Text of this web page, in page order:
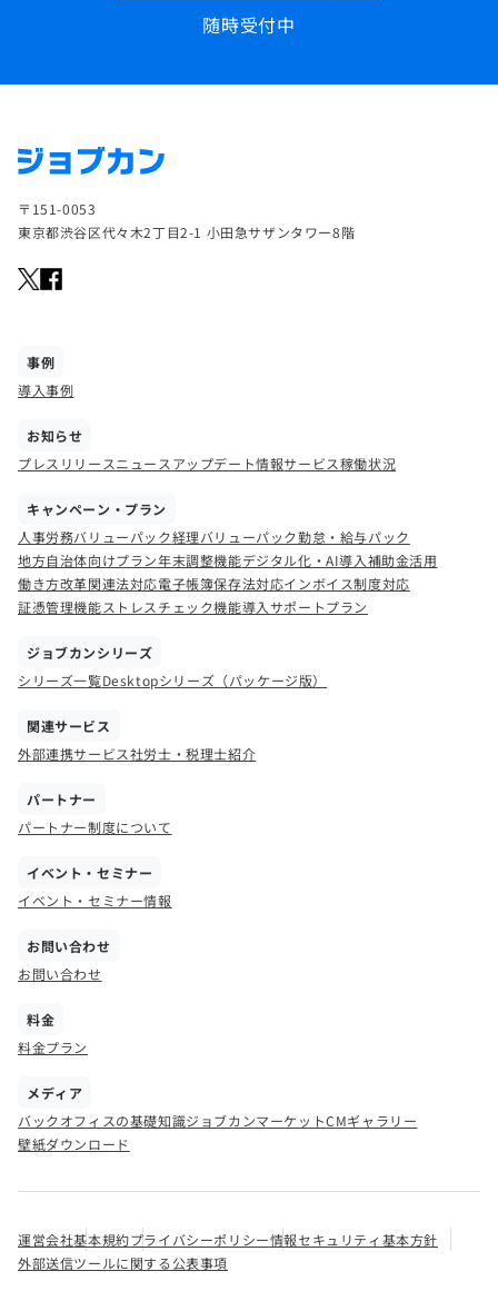
随時受付中
〒151-0053
東京都渋谷区代々木2丁目2-1 小田急サザンタワー8階
事例
導入事例
お知らせ
プレスリリースニュース アップデート情報サービス稼働状況
キャンペーン・プラン
人事労務バリューパック経理バリューパック勤怠・給与パック
地方自治体向けプラン年末調整機能デジタル化・AI導入補助金活用
働き方改革関連法対応電子帳簿保存法対応インボイス制度対応
証憑管理機能ストレスチェック機能導入サポートプラン
ジョブカンシリーズ
シリーズ一覧Desktopシリーズ（パッケージ版）
関連サービス
外部連携サービス社労士・税理士紹介
パートナー
パートナー制度について
イベント・セミナー
イベント・セミナー情報
お問い合わせ
お問い合わせ
料金
料金プラン
メディア
バックオフィスの基礎知識ジョブカンマーケットCMギャラリー
壁紙ダウンロード
運営会社基本規約プライバシーポリシー情報セキュリティ基本方針
外部送信ツールに関する公表事項